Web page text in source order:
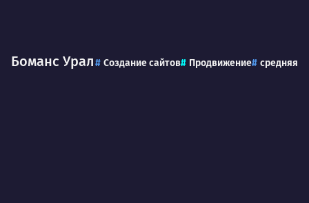
Боманс Урал Создание сайтов Продвижение средняя